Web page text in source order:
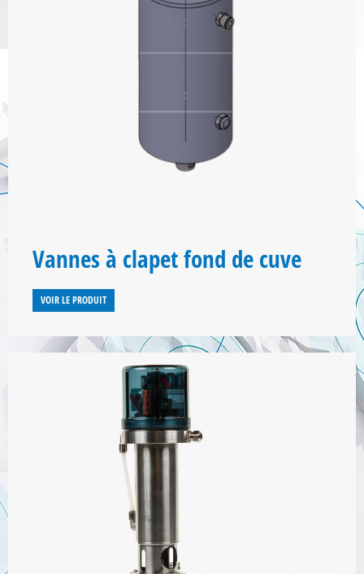
Vannes à clapet fond de cuve
VOIR LE PRODUIT